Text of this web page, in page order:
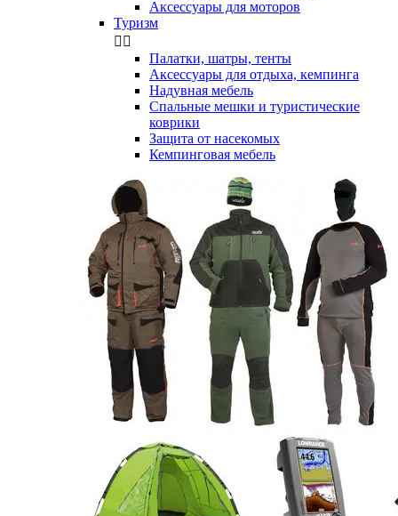
Аксессуары для моторов
Туризм
 
Палатки, шатры, тенты
Аксессуары для отдыха, кемпинга
Надувная мебель
Спальные мешки и туристические
коврики
Защита от насекомых
Кемпинговая мебель